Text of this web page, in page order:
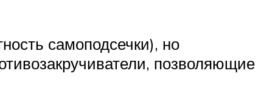
самоподсечки), но
позволяющие